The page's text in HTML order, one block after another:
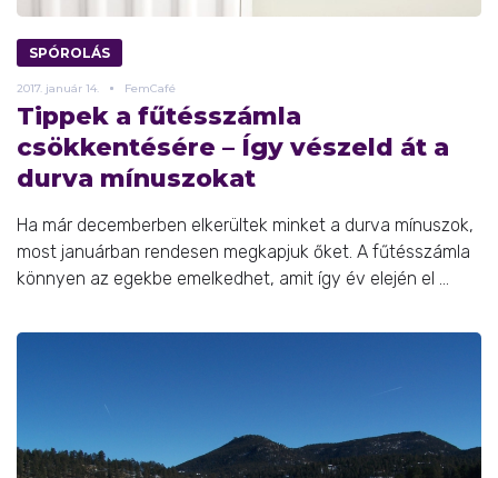
SPÓROLÁS
2017. január 14. FemCafé
Tippek a fűtésszámla
csökkentésére – Így vészeld át a
durva mínuszokat
Ha már decemberben elkerültek minket a durva mínuszok,
most januárban rendesen megkapjuk őket. A fűtésszámla
könnyen az egekbe emelkedhet, amit így év elején el ...